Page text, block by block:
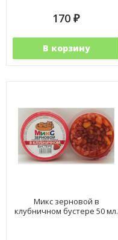
170 ₽
В корзину
Микс зерновой в
клубничном бустере 50 мл.